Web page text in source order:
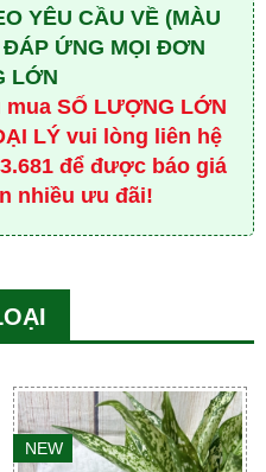
YÊU CẦU VỀ (MÀU
ỨNG MỌI ĐƠN
LỚN
SỐ LƯỢNG LỚN
LÝ vui lòng liên hệ
để được báo giá
nhiều ưu đãi!
NEW